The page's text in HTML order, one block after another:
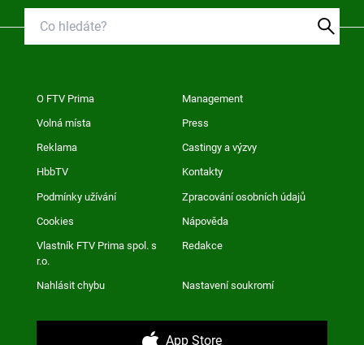
O FTV Prima Management
Volná místa Press
Reklama Castingy a výzvy
HbbTV Kontakty
Podmínky užívání Zpracování osobních údajů
Cookies Nápověda
Vlastník FTV Prima spol. s
r.o.
Redakce
Nahlásit chybu Nastavení soukromí
App Store